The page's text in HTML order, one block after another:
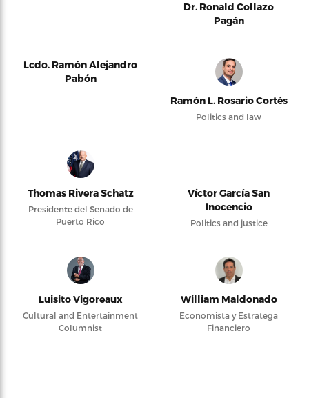
Dr. Ronald Collazo
Pagán
Lcdo. Ramón Alejandro
Pabón
Ramón L. Rosario Cortés
Politics and law
Thomas Rivera Schatz
Presidente del Senado de
Puerto Rico
Víctor García San
Inocencio
Politics and justice
Luisito Vigoreaux
Cultural and Entertainment
Columnist
William Maldonado
Economista y Estratega
Financiero